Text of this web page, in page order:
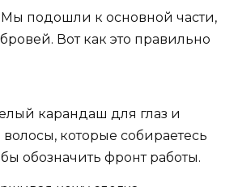
подошли к основной части,
Вот как это правильно
карандаш для глаз и
волосы, которые собираетесь
обозначить фронт работы.